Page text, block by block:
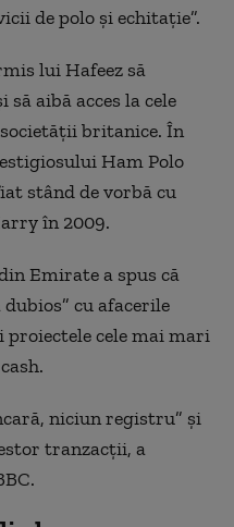
de polo și echitație”.
lui Hafeez să
aibă acces la cele
britanice. În
Ham Polo
stând de vorbă cu
în 2009.
Emirate a spus că
cu afacerile
proiectele cele mai mari
niciun registru” și
tranzacții, a